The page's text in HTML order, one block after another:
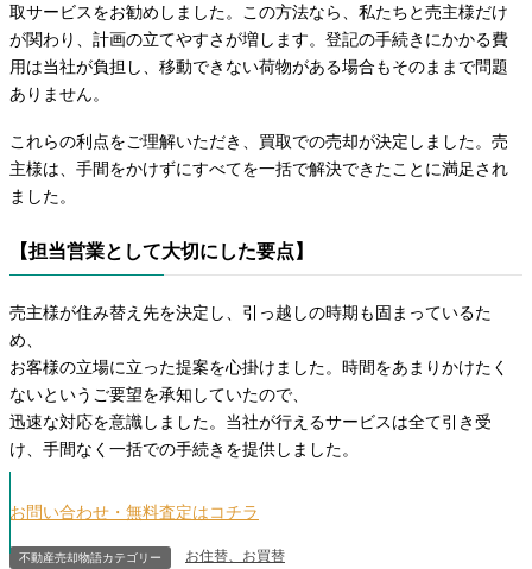
取サービスをお勧めしました。この方法なら、私たちと売主様だけ
が関わり、計画の立てやすさが増します。登記の手続きにかかる費
用は当社が負担し、移動できない荷物がある場合もそのままで問題
ありません。
これらの利点をご理解いただき、買取での売却が決定しました。売
主様は、手間をかけずにすべてを一括で解決できたことに満足され
ました。
【担当営業として大切にした要点】
売主様が住み替え先を決定し、引っ越しの時期も固まっているた
め、
お客様の立場に立った提案を心掛けました。時間をあまりかけたく
ないというご要望を承知していたので、
迅速な対応を意識しました。当社が行えるサービスは全て引き受
け、手間なく一括での手続きを提供しました。
お問い合わせ・無料査定はコチラ
不動産売却物語カテゴリー お住替、お買替